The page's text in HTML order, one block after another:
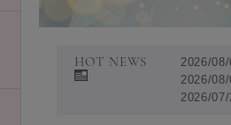
HOT NEWS 2026/08/
2026/08/
2026/07/